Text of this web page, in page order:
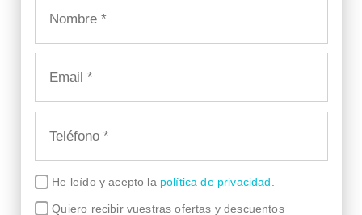
He leído y acepto la política de privacidad
Quiero recibir vuestras ofertas y descuentos